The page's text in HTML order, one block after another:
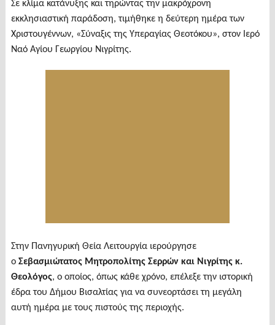
Σε κλίμα κατάνυξης και τηρώντας την μακρόχρονη
εκκλησιαστική παράδοση, τιμήθηκε η δεύτερη ημέρα των
Χριστουγέννων, «Σύναξις της Υπεραγίας Θεοτόκου», στον Ιερό
Ναό Αγίου Γεωργίου Νιγρίτης.
Στην Πανηγυρική Θεία Λειτουργία ιερούργησε
ο Σεβασμιώτατος Μητροπολίτης Σερρών και Νιγρίτης κ.
Θεολόγος, ο οποίος, όπως κάθε χρόνο, επέλεξε την ιστορική
έδρα του Δήμου Βισαλτίας για να συνεορτάσει τη μεγάλη
αυτή ημέρα με τους πιστούς της περιοχής.